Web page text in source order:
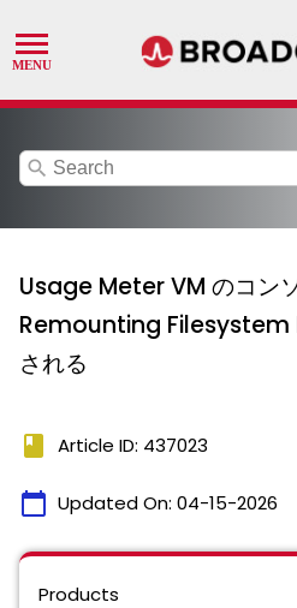
search
Usage Meter VM のコン
Remounting Filesystem
される
book Article ID: 437023
calendar_today Updated On: 04-15-2026
Products